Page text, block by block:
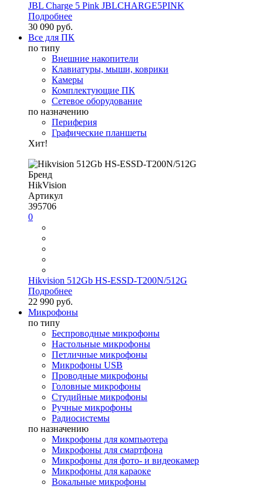
JBL Charge 5 Pink JBLCHARGE5PINK
Подробнее
30 090 руб.
Все для ПК
по типу
Внешние накопители
Клавиатуры, мыши, коврики
Камеры
Комплектующие ПК
Сетевое оборудование
по назначению
Периферия
Графические планшеты
Хит!
Бренд
HikVision
Артикул
395706
0
Hikvision 512Gb HS-ESSD-T200N/512G
Подробнее
22 990 руб.
Микрофоны
по типу
Беспроводные микрофоны
Настольные микрофоны
Петличные микрофоны
Микрофоны USB
Проводные микрофоны
Головные микрофоны
Студийные микрофоны
Ручные микрофоны
Радиосистемы
по назначению
Микрофоны для компьютера
Микрофоны для смартфона
Микрофоны для фото- и видеокамер
Микрофоны для караоке
Вокальные микрофоны